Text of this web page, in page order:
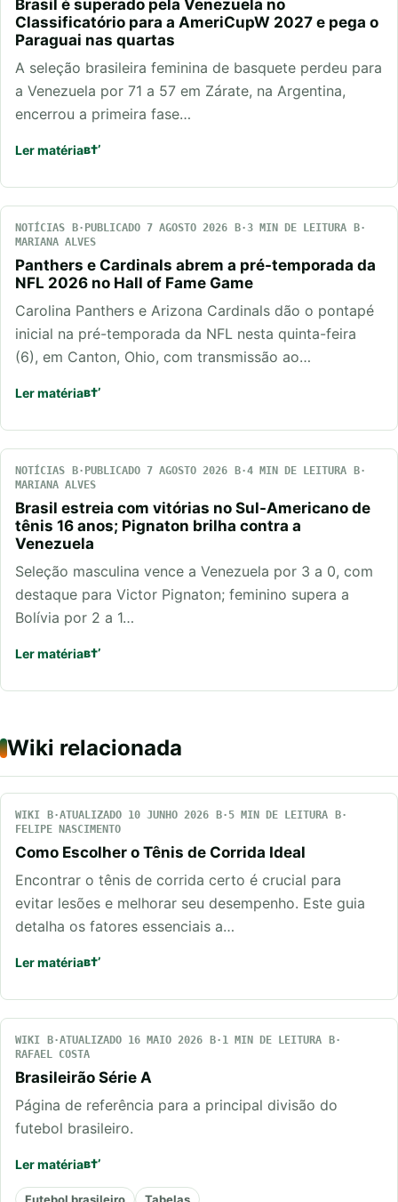
Brasil é superado pela Venezuela no
Classificatório para a AmeriCupW 2027 e pega o
Paraguai nas quartas
A seleção brasileira feminina de basquete perdeu para
a Venezuela por 71 a 57 em Zárate, na Argentina,
encerrou a primeira fase…
Ler matéria
NOTÍCIAS PUBLICADO 7 AGOSTO 2026
3 MIN DE LEITURA
MARIANA ALVES
Panthers e Cardinals abrem a pré-temporada da
NFL 2026 no Hall of Fame Game
Carolina Panthers e Arizona Cardinals dão o pontapé
inicial na pré-temporada da NFL nesta quinta-feira
(6), em Canton, Ohio, com transmissão ao…
Ler matéria
NOTÍCIAS PUBLICADO 7 AGOSTO 2026
4 MIN DE LEITURA
MARIANA ALVES
Brasil estreia com vitórias no Sul-Americano de
tênis 16 anos; Pignaton brilha contra a
Venezuela
Seleção masculina vence a Venezuela por 3 a 0, com
destaque para Victor Pignaton; feminino supera a
Bolívia por 2 a 1…
Ler matéria
Wiki relacionada
WIKI ATUALIZADO 10 JUNHO 2026
5 MIN DE LEITURA
FELIPE NASCIMENTO
Como Escolher o Tênis de Corrida Ideal
Encontrar o tênis de corrida certo é crucial para
evitar lesões e melhorar seu desempenho. Este guia
detalha os fatores essenciais a…
Ler matéria
WIKI ATUALIZADO 16 MAIO 2026
1 MIN DE LEITURA
RAFAEL COSTA
Brasileirão Série A
Página de referência para a principal divisão do
futebol brasileiro.
Ler matéria